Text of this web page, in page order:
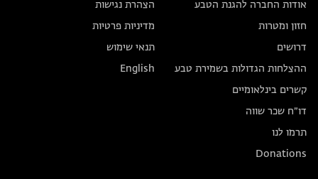
אודות החברה להגנת הטבע
חזון ומטרות
דרושים
ההצלחות הגדולות בשמירת טבע
קשרים בינלאומיים
דו״ח שכר שווה
תרמו לנו
Donations
הצהרת נגישות
מדיניות פרטיות
תנאי שימוש
English